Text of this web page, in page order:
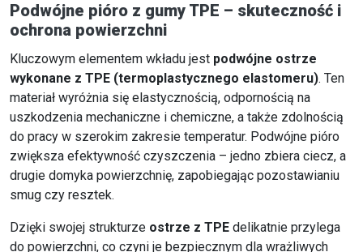
Podwójne pióro z gumy TPE – skuteczność i
ochrona powierzchni
Kluczowym elementem wkładu jest podwójne ostrze
wykonane z TPE (termoplastycznego elastomeru). Ten
materiał wyróżnia się elastycznością, odpornością na
uszkodzenia mechaniczne i chemiczne, a także zdolnością
do pracy w szerokim zakresie temperatur. Podwójne pióro
zwiększa efektywność czyszczenia – jedno zbiera ciecz, a
drugie domyka powierzchnię, zapobiegając pozostawianiu
smug czy resztek.
Dzięki swojej strukturze ostrze z TPE delikatnie przylega
do powierzchni, co czyni je bezpiecznym dla wrażliwych